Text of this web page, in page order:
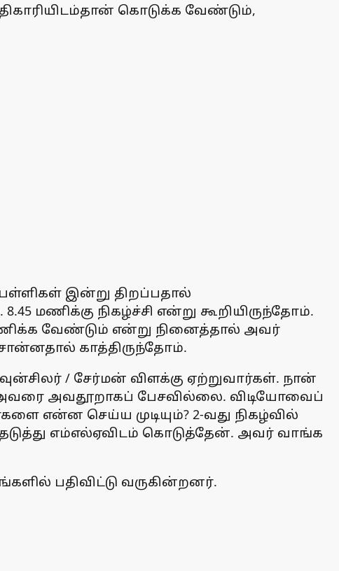
கொடுக்க வேண்டும்,
இன்று திறப்பதால்
மணிக்கு நிகழ்ச்சி என்று கூறியிருந்தோம்.
வேண்டும் என்று நினைத்தால் அவர்
காத்திருந்தோம்.
/ சேர்மன் விளக்கு ஏற்றுவார்கள். நான்
அவரை அவதூறாகப் பேசவில்லை. விடியோவைப்
என்ன செய்ய முடியும்? 2-வது நிகழ்வில்
எம்எல்ஏவிடம் கொடுத்தேன். அவர் வாங்க
பதிவிட்டு வருகின்றனர்.